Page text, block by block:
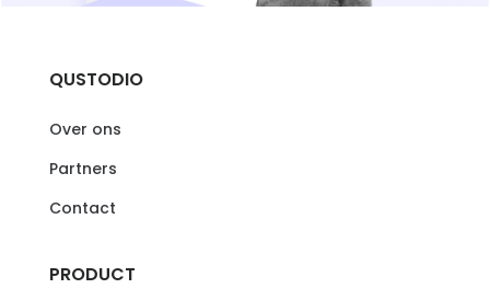
QUSTODIO
Over ons
Partners
Contact
PRODUCT